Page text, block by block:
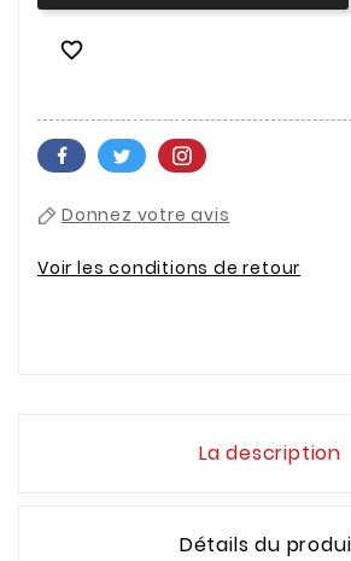

Donnez votre avis
Voir les conditions de retour
La description
Détails du